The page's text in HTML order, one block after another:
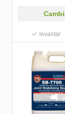
levantar